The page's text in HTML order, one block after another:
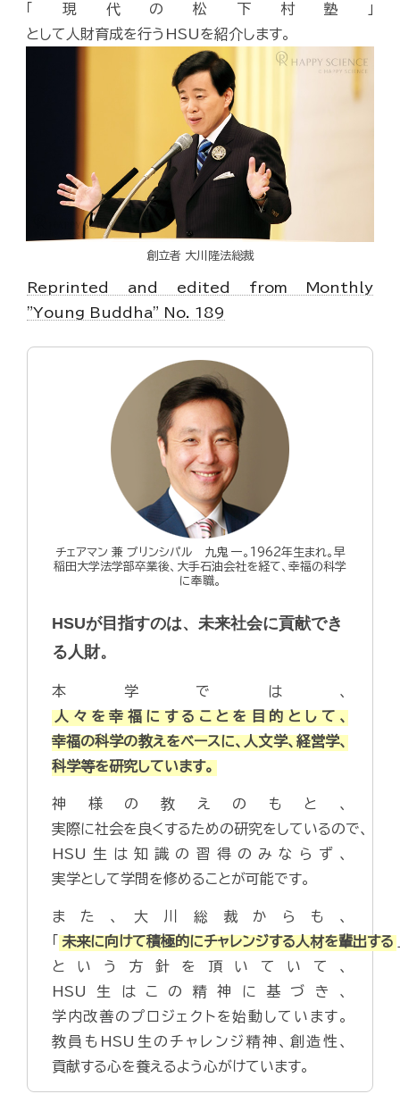
「現代の松下村塾」
として人財育成を行うHSUを紹介します。
創立者 大川隆法総裁
Reprinted and edited from Monthly
"Young Buddha" No. 189
チェアマン 兼 プリンシパル 九鬼 一。1962年生まれ。早
稲田大学法学部卒業後、大手石油会社を経て、幸福の科学
に奉職。
HSUが目指すのは、未来社会に貢献でき
る人財。
本学では、
人々を幸福にすることを目的として、
幸福の科学の教えをベースに、人文学、経営学、
科学等を研究しています。
神様の教えのもと、
実際に社会を良くするための研究をしているので、
HSU生は知識の習得のみならず、
実学として学問を修めることが可能です。
また、大川総裁からも、
未来に向けて積極的にチャレンジする人材を輩出する
という方針を頂いていて、
HSU生はこの精神に基づき、
学内改善のプロジェクトを始動しています。
教員もHSU生のチャレンジ精神、創造性、
貢献する心を養えるよう心がけています。